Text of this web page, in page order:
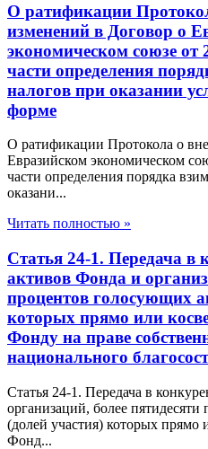
О ратификации
изменений в Договор о
экономическом союзе от
части определения
налогов при оказании
форме
О ратификации Протокола о
Евразийском экономическом
части определения порядка
оказани...
Читать полностью »
Статья 24-1. Передача в
активов Фонда и
процентов голосующих
которых прямо или
Фонду на праве
национального
Статья 24-1. Передача в
организаций, более
(долей участия) которых прямо
Фонд...